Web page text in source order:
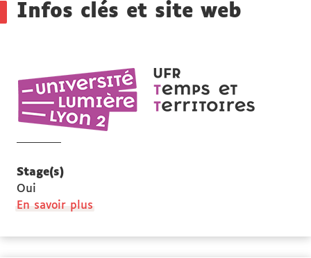
Infos clés et site web
et
Stage(s)
Oui
En savoir plus
des